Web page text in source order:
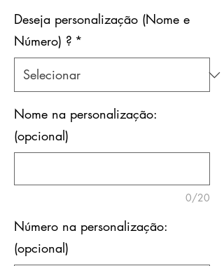
Deseja personalização (Nome e
Número) ? *
Nome na personalização:
(opcional)
0/20
Número na personalização:
(opcional)